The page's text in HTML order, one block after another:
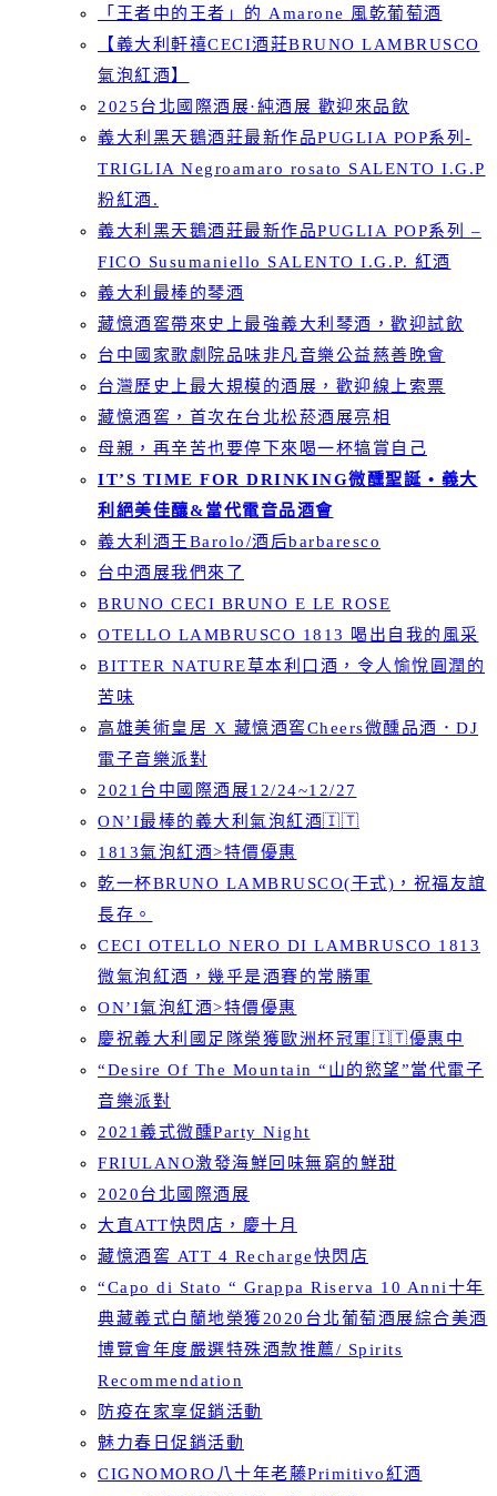
「王者中的王者」的 Amarone 風乾葡萄酒
【義大利軒禧CECI酒莊BRUNO LAMBRUSCO
氣泡紅酒】
2025台北國際酒展·純酒展 歡迎來品飲
義大利黑天鵝酒莊最新作品PUGLIA POP系列-
TRIGLIA Negroamaro rosato SALENTO I.G.P
粉紅酒.
義大利黑天鵝酒莊最新作品PUGLIA POP系列 –
FICO Susumaniello SALENTO I.G.P. 紅酒
義大利最棒的琴酒
藏憶酒窖帶來史上最強義大利琴酒，歡迎試飲
台中國家歌劇院品味非凡音樂公益慈善晚會
台灣歷史上最大規模的酒展，歡迎線上索票
藏憶酒窖，首次在台北松菸酒展亮相
母親，再辛苦也要停下來喝一杯犒賞自己
IT’S TIME FOR DRINKING微醺聖誕 • 義大
利絕美佳釀&當代電音品酒會
義大利酒王Barolo/酒后barbaresco
台中酒展我們來了
BRUNO CECI BRUNO E LE ROSE
OTELLO LAMBRUSCO 1813 喝出自我的風采
BITTER NATURE草本利口酒，令人愉悅圓潤的
苦味
高雄美術皇居 X 藏憶酒窖Cheers微醺品酒．DJ
電子音樂派對
2021台中國際酒展12/24~12/27
ON’I最棒的義大利氣泡紅酒🇮🇹
1813氣泡紅酒>特價優惠
乾一杯BRUNO LAMBRUSCO(干式)，祝福友誼
長存。
CECI OTELLO NERO DI LAMBRUSCO 1813
微氣泡紅酒，幾乎是酒賽的常勝軍
ON’I氣泡紅酒>特價優惠
慶祝義大利國足隊榮獲歐洲杯冠軍🇮🇹優惠中
“Desire Of The Mountain “山的慾望”當代電子
音樂派對
2021義式微醺Party Night
FRIULANO激發海鮮回味無窮的鮮甜
2020台北國際酒展
大直ATT快閃店，慶十月
藏憶酒窖 ATT 4 Recharge快閃店
“Capo di Stato “ Grappa Riserva 10 Anni十年
典藏義式白蘭地榮獲2020台北葡萄酒展綜合美酒
博覽會年度嚴選特殊酒款推薦/ Spirits
Recommendation
防疫在家享促銷活動
魅力春日促銷活動
CIGNOMORO八十年老藤Primitivo紅酒